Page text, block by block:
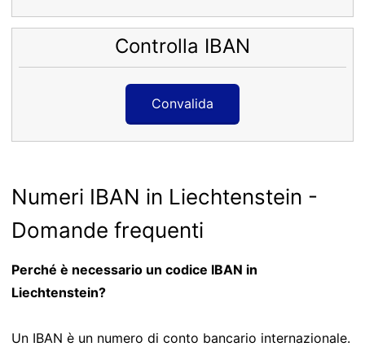
Controlla IBAN
Convalida
Numeri IBAN in Liechtenstein -
Domande frequenti
Perché è necessario un codice IBAN in
Liechtenstein?
Un IBAN è un numero di conto bancario internazionale.